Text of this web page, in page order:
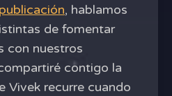
, hablamos
de fomentar
con nuestros
contigo la
Vivek recurre cuando